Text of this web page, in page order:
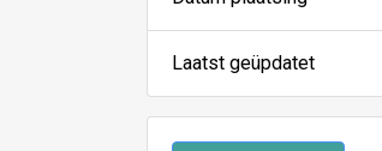
Laatst geüpdatet